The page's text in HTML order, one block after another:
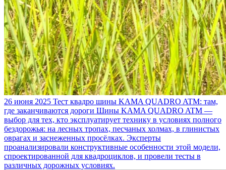
26 июня 2025 Тест квадро шины KAMA QUADRO ATM: там,
где заканчиваются дороги Шины KAMA QUADRO ATM —
выбор для тех, кто эксплуатирует технику в условиях полного
бездорожья: на лесных тропах, песчаных холмах, в глинистых
оврагах и заснеженных просёлках. Эксперты
проанализировали конструктивные особенности этой модели,
спроектированной для квадроциклов, и провели тесты в
различных дорожных условиях.